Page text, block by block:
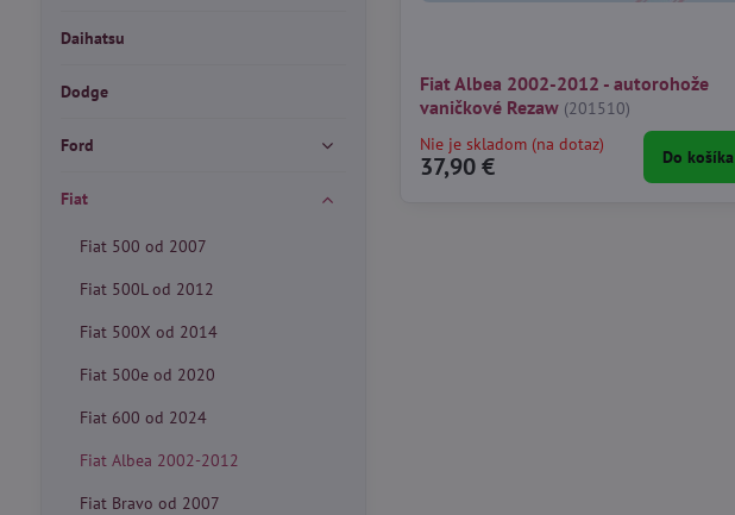
Fiat Albea 2002-2012 - autorohože
vaničkové Rezaw (201510)
Nie je skladom (na dotaz)
37,90 € Do košíka
Daihatsu
Dodge
Ford
Fiat
Fiat 500 od 2007
Fiat 500L od 2012
Fiat 500X od 2014
Fiat 500e od 2020
Fiat 600 od 2024
Fiat Albea 2002-2012
Fiat Bravo od 2007